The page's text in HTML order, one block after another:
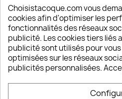
Depuis 2009, entre 92%
sont satisfaits de nos produits
Un SAV à votre écoute
Notre SAV est
Choisistacoque.com vous
cookies afin d'optimiser les
fonctionnalités des réseaux
publicité. Les cookies tiers liés
publicité sont utilisés pour
optimisées sur les réseaux
publicités personnalisées.